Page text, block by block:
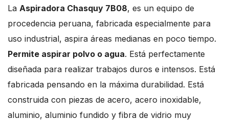
La Aspiradora Chasquy 7B08, es un equipo de
procedencia peruana, fabricada especialmente para
uso industrial, aspira áreas medianas en poco tiempo.
Permite aspirar polvo o agua. Está perfectamente
diseñada para realizar trabajos duros e intensos. Está
fabricada pensando en la máxima durabilidad. Está
construida con piezas de acero, acero inoxidable,
aluminio, aluminio fundido y fibra de vidrio muy